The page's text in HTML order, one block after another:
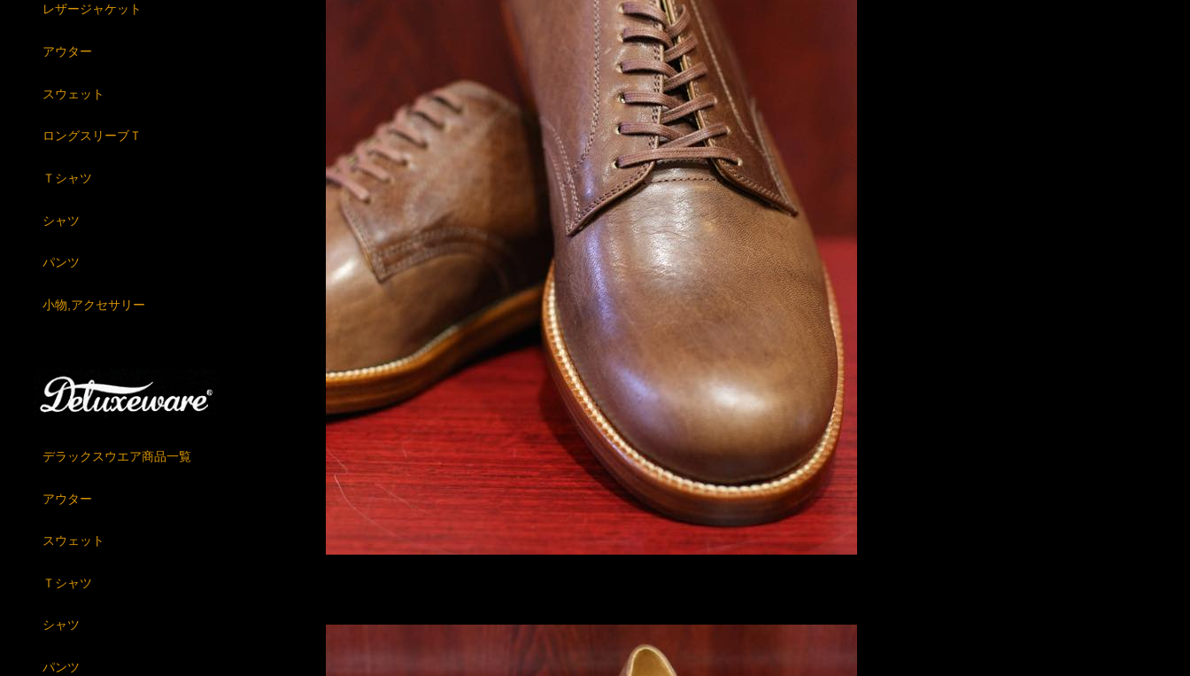
レザージャケット
アウター
スウェット
ロングスリーブＴ
Ｔシャツ
シャツ
パンツ
小物,アクセサリー
デラックスウエア商品一覧
アウター
スウェット
Ｔシャツ
シャツ
パンツ